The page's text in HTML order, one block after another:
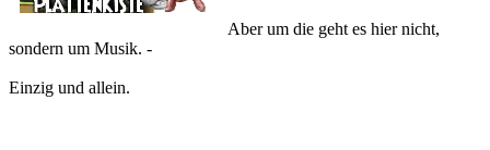
Aber um die geht es hier nicht,
sondern um Musik. -
Einzig und allein.